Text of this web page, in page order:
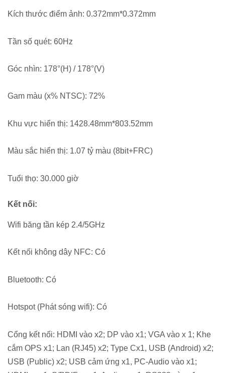
Kích thước điểm ảnh: 0.372mm*0.372mm
Tần số quét: 60Hz
Góc nhìn: 178°(H) / 178°(V)
Gam màu (x% NTSC): 72%
Khu vực hiển thị: 1428.48mm*803.52mm
Màu sắc hiển thị: 1.07 tỷ màu (8bit+FRC)
Tuổi thọ: 30.000 giờ
Kết nối:
Wifi băng tần kép 2.4/5GHz
Kết nối không dây NFC: Có
Bluetooth: Có
Hotspot (Phát sóng wifi): Có
Cổng kết nối: HDMI vào x2; DP vào x1; VGA vào x 1; Khe
cắm OPS x1; Lan (RJ45) x2; Type Cx1, USB (Android) x2;
USB (Public) x2; USB cảm ứng x1, PC-Audio vào x1;